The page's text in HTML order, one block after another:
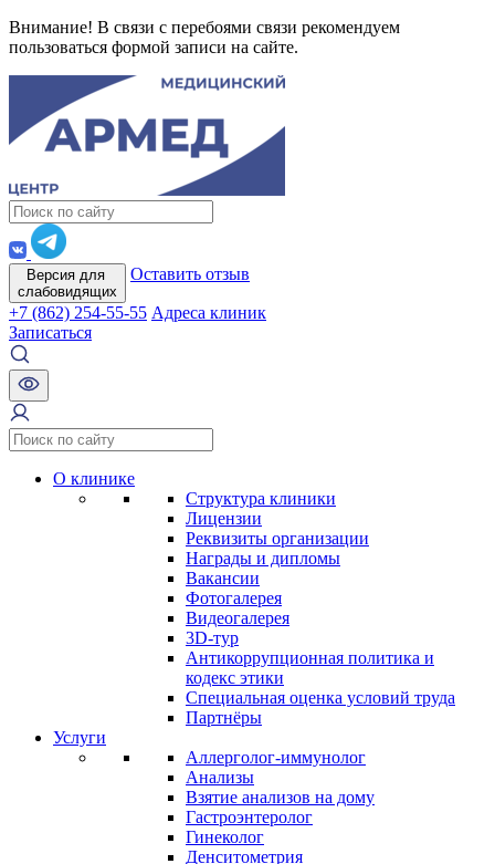
Внимание! В связи с перебоями связи рекомендуем
пользоваться формой записи на сайте.
Версия для
слабовидящих
Оставить отзыв
+7 (862) 254-55-55 Адреса клиник
Записаться
О клинике
Структура клиники
Лицензии
Реквизиты организации
Награды и дипломы
Вакансии
Фотогалерея
Видеогалерея
3D-тур
Антикоррупционная политика и
кодекс этики
Специальная оценка условий труда
Партнёры
Услуги
Аллерголог-иммунолог
Анализы
Взятие анализов на дому
Гастроэнтеролог
Гинеколог
Денситометрия